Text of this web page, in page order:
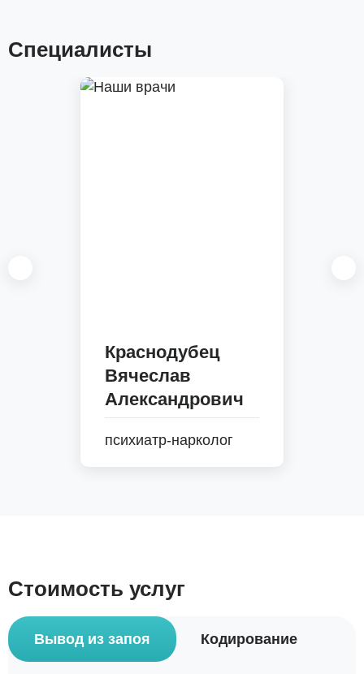
Специалисты
Краснодубец
Вячеслав
Александрович
психиатр-нарколог
Стоимость услуг
Вывод из запоя Кодирование